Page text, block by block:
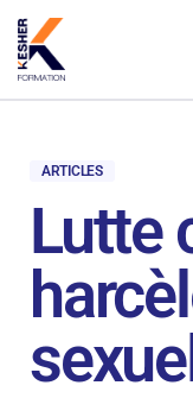
ARTICLES
Lutte